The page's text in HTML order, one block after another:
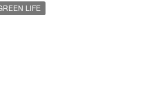
LIFE